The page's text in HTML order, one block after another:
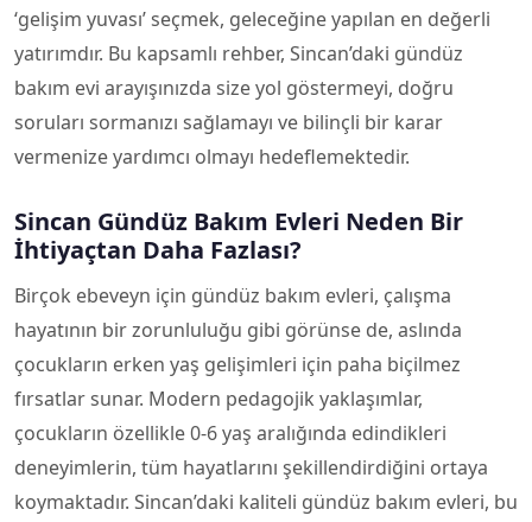
‘gelişim yuvası’ seçmek, geleceğine yapılan en değerli
yatırımdır. Bu kapsamlı rehber, Sincan’daki gündüz
bakım evi arayışınızda size yol göstermeyi, doğru
soruları sormanızı sağlamayı ve bilinçli bir karar
vermenize yardımcı olmayı hedeflemektedir.
Sincan Gündüz Bakım Evleri Neden Bir
İhtiyaçtan Daha Fazlası?
Birçok ebeveyn için gündüz bakım evleri, çalışma
hayatının bir zorunluluğu gibi görünse de, aslında
çocukların erken yaş gelişimleri için paha biçilmez
fırsatlar sunar. Modern pedagojik yaklaşımlar,
çocukların özellikle 0-6 yaş aralığında edindikleri
deneyimlerin, tüm hayatlarını şekillendirdiğini ortaya
koymaktadır. Sincan’daki kaliteli gündüz bakım evleri, bu